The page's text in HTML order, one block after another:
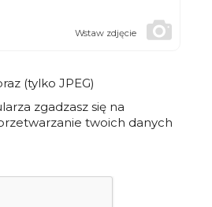
Wstaw zdjęcie
(tylko JPEG)
zgadzasz się na
twoich danych